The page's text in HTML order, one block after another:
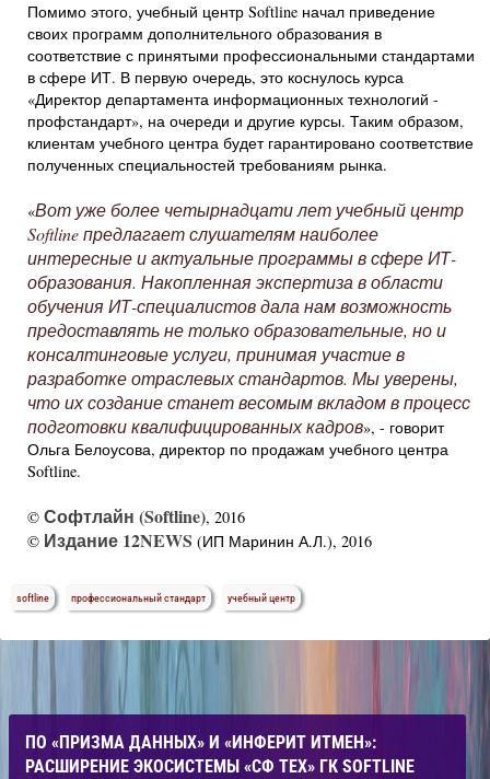
Помимо этого, учебный центр Softline начал приведение
своих программ дополнительного образования в
соответствие с принятыми профессиональными стандартами
в сфере ИТ. В первую очередь, это коснулось курса
«Директор департамента информационных технологий -
профстандарт», на очереди и другие курсы. Таким образом,
клиентам учебного центра будет гарантировано соответствие
полученных специальностей требованиям рынка.
«Вот уже более четырнадцати лет учебный центр
Softline предлагает слушателям наиболее
интересные и актуальные программы в сфере ИТ-
образования. Накопленная экспертиза в области
обучения ИТ-специалистов дала нам возможность
предоставлять не только образовательные, но и
консалтинговые услуги, принимая участие в
разработке отраслевых стандартов. Мы уверены,
что их создание станет весомым вкладом в процесс
подготовки квалифицированных кадров», - говорит
Ольга Белоусова, директор по продажам учебного центра
Softline.
© Софтлайн (Softline), 2016
© Издание 12NEWS (ИП Маринин А.Л.), 2016
softline профессиональный стандарт учебный центр
ПО «ПРИЗМА ДАННЫХ» И «ИНФЕРИТ ИТМЕН»:
РАСШИРЕНИЕ ЭКОСИСТЕМЫ «СФ ТЕХ» ГК SOFTLINE